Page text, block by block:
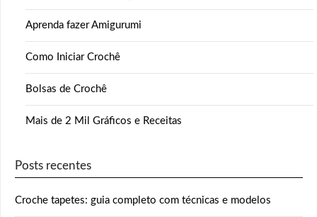
Aprenda fazer Amigurumi
Como Iniciar Crochê
Bolsas de Crochê
Mais de 2 Mil Gráficos e Receitas
Posts recentes
Croche tapetes: guia completo com técnicas e modelos